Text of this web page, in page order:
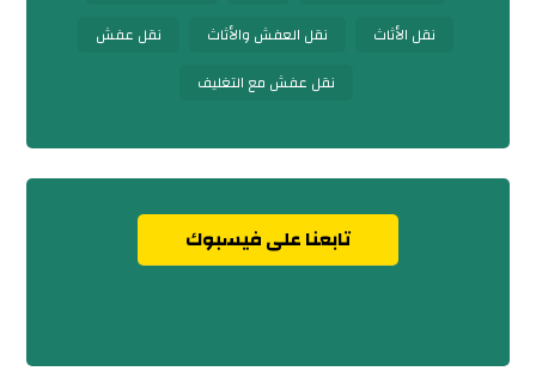
نقل الأثاث
نقل العفش والأثاث
نقل عفش
نقل عفش مع التغليف
تابعنا على فيسبوك